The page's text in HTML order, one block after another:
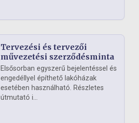
Tervezési és tervezői
művezetési szerződésminta
Elsősorban egyszerű bejelentéssel és
engedéllyel építhető lakóházak
esetében használható. Részletes
útmutató i...